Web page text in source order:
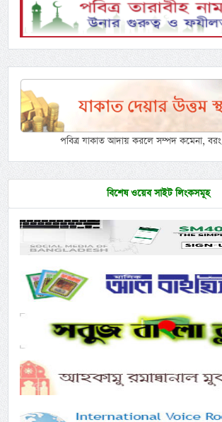
পবিত্র যাকাত আদায় করলে সম্পদ কমেনা, বরং
বিশেষ ওয়েব সাইট লিংকসমূহ